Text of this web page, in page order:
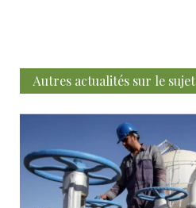
Autres actualités sur le sujet